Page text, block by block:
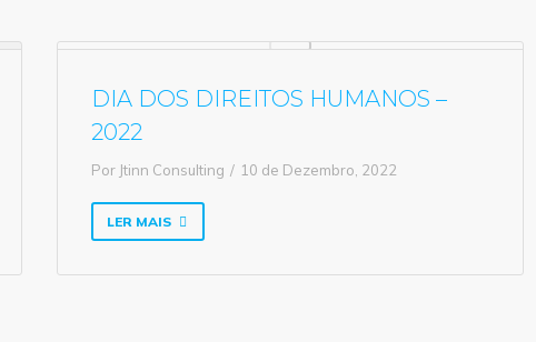
DIA DOS DIREITOS HUMANOS –
2022
Por Jtinn Consulting 10 de Dezembro, 2022
LER MAIS